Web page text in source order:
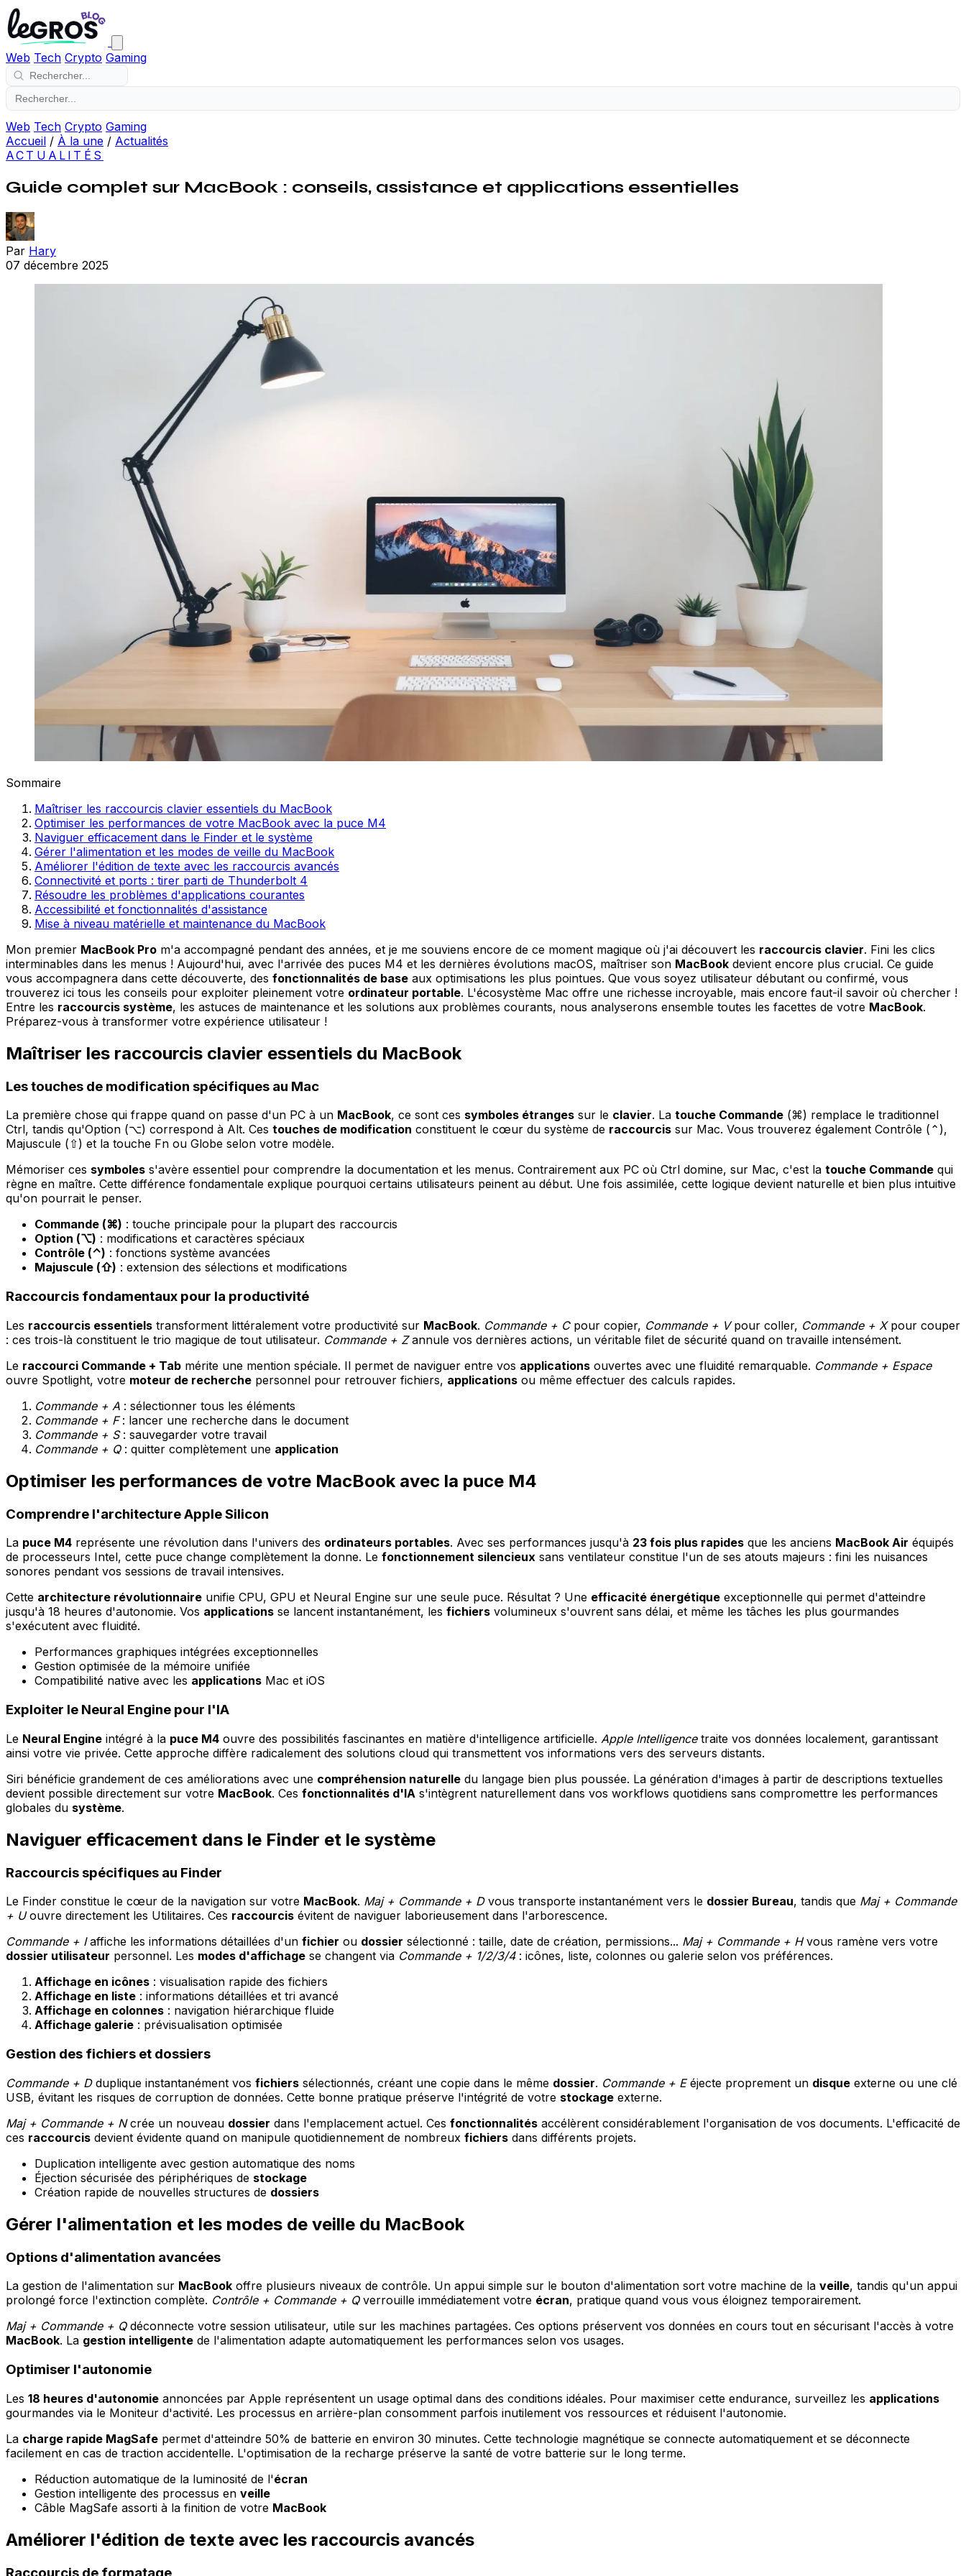
Web Tech Crypto Gaming
Web Tech Crypto Gaming
Accueil / À la une / Actualités
ACTUALITÉS
Guide complet sur MacBook : conseils, assistance et applications essentielles
Par Hary
07 décembre 2025
Sommaire
Maîtriser les raccourcis clavier essentiels du MacBook
Optimiser les performances de votre MacBook avec la puce M4
Naviguer efficacement dans le Finder et le système
Gérer l'alimentation et les modes de veille du MacBook
Améliorer l'édition de texte avec les raccourcis avancés
Connectivité et ports : tirer parti de Thunderbolt 4
Résoudre les problèmes d'applications courantes
Accessibilité et fonctionnalités d'assistance
Mise à niveau matérielle et maintenance du MacBook
Mon premier MacBook Pro m'a accompagné pendant des années, et je me souviens encore de ce moment magique où j'ai découvert les raccourcis clavier. Fini les clics
interminables dans les menus ! Aujourd'hui, avec l'arrivée des puces M4 et les dernières évolutions macOS, maîtriser son MacBook devient encore plus crucial. Ce guide
vous accompagnera dans cette découverte, des fonctionnalités de base aux optimisations les plus pointues. Que vous soyez utilisateur débutant ou confirmé, vous
trouverez ici tous les conseils pour exploiter pleinement votre ordinateur portable. L'écosystème Mac offre une richesse incroyable, mais encore faut-il savoir où chercher !
Entre les raccourcis système, les astuces de maintenance et les solutions aux problèmes courants, nous analyserons ensemble toutes les facettes de votre MacBook.
Préparez-vous à transformer votre expérience utilisateur !
Maîtriser les raccourcis clavier essentiels du MacBook
Les touches de modification spécifiques au Mac
La première chose qui frappe quand on passe d'un PC à un MacBook, ce sont ces symboles étranges sur le clavier. La touche Commande (⌘) remplace le traditionnel
Ctrl, tandis qu'Option (⌥) correspond à Alt. Ces touches de modification constituent le cœur du système de raccourcis sur Mac. Vous trouverez également Contrôle (⌃),
Majuscule (⇧) et la touche Fn ou Globe selon votre modèle.
Mémoriser ces symboles s'avère essentiel pour comprendre la documentation et les menus. Contrairement aux PC où Ctrl domine, sur Mac, c'est la touche Commande qui
règne en maître. Cette différence fondamentale explique pourquoi certains utilisateurs peinent au début. Une fois assimilée, cette logique devient naturelle et bien plus intuitive
qu'on pourrait le penser.
Commande (⌘) : touche principale pour la plupart des raccourcis
Option (⌥) : modifications et caractères spéciaux
Contrôle (⌃) : fonctions système avancées
Majuscule (⇧) : extension des sélections et modifications
Raccourcis fondamentaux pour la productivité
Les raccourcis essentiels transforment littéralement votre productivité sur MacBook. Commande + Cpour copier, Commande + Vpour coller, Commande + Xpour couper
: ces trois-là constituent le trio magique de tout utilisateur. Commande + Zannule vos dernières actions, un véritable filet de sécurité quand on travaille intensément.
Le raccourci Commande + Tab mérite une mention spéciale. Il permet de naviguer entre vos applications ouvertes avec une fluidité remarquable. Commande + Espace
ouvre Spotlight, votre moteur de recherche personnel pour retrouver fichiers, applications ou même effectuer des calculs rapides.
Commande + A : sélectionner tous les éléments
Commande + F: lancer une recherche dans le document
Commande + S: sauvegarder votre travail
Commande + Q: quitter complètement une application
Optimiser les performances de votre MacBook avec la puce M4
Comprendre l'architecture Apple Silicon
La puce M4 représente une révolution dans l'univers des ordinateurs portables. Avec ses performances jusqu'à 23 fois plus rapides que les anciens MacBook Air équipés
de processeurs Intel, cette puce change complètement la donne. Le fonctionnement silencieux sans ventilateur constitue l'un de ses atouts majeurs : fini les nuisances
sonores pendant vos sessions de travail intensives.
Cette architecture révolutionnaire unifie CPU, GPU et Neural Engine sur une seule puce. Résultat ? Une efficacité énergétique exceptionnelle qui permet d'atteindre
jusqu'à 18 heures d'autonomie. Vos applications se lancent instantanément, les fichiers volumineux s'ouvrent sans délai, et même les tâches les plus gourmandes
s'exécutent avec fluidité.
Performances graphiques intégrées exceptionnelles
Gestion optimisée de la mémoire unifiée
Compatibilité native avec les applications Mac et iOS
Exploiter le Neural Engine pour l'IA
Le Neural Engine intégré à la puce M4 ouvre des possibilités fascinantes en matière d'intelligence artificielle. Apple Intelligencetraite vos données localement, garantissant
ainsi votre vie privée. Cette approche diffère radicalement des solutions cloud qui transmettent vos informations vers des serveurs distants.
Siri bénéficie grandement de ces améliorations avec une compréhension naturelle du langage bien plus poussée. La génération d'images à partir de descriptions textuelles
devient possible directement sur votre MacBook. Ces fonctionnalités d'IA s'intègrent naturellement dans vos workflows quotidiens sans compromettre les performances
globales du système.
Naviguer efficacement dans le Finder et le système
Raccourcis spécifiques au Finder
Le Finder constitue le cœur de la navigation sur votre MacBook. Maj + Commande + Dvous transporte instantanément vers le dossier Bureau, tandis que Maj + Commande
+ Uouvre directement les Utilitaires. Ces raccourcis évitent de naviguer laborieusement dans l'arborescence.
Commande + Iaffiche les informations détaillées d'un fichier ou dossier sélectionné : taille, date de création, permissions... Maj + Commande + Hvous ramène vers votre
dossier utilisateur personnel. Les modes d'affichage se changent via Commande + 1/2/3/4: icônes, liste, colonnes ou galerie selon vos préférences.
Affichage en icônes : visualisation rapide des fichiers
Affichage en liste : informations détaillées et tri avancé
Affichage en colonnes : navigation hiérarchique fluide
Affichage galerie : prévisualisation optimisée
Gestion des fichiers et dossiers
Commande + Dduplique instantanément vos fichiers sélectionnés, créant une copie dans le même dossier. Commande + Eéjecte proprement un disque externe ou une clé
USB, évitant les risques de corruption de données. Cette bonne pratique préserve l'intégrité de votre stockage externe.
Maj + Commande + Ncrée un nouveau dossier dans l'emplacement actuel. Ces fonctionnalités accélèrent considérablement l'organisation de vos documents. L'efficacité de
ces raccourcis devient évidente quand on manipule quotidiennement de nombreux fichiers dans différents projets.
Duplication intelligente avec gestion automatique des noms
Éjection sécurisée des périphériques de stockage
Création rapide de nouvelles structures de dossiers
Gérer l'alimentation et les modes de veille du MacBook
Options d'alimentation avancées
La gestion de l'alimentation sur MacBook offre plusieurs niveaux de contrôle. Un appui simple sur le bouton d'alimentation sort votre machine de la veille, tandis qu'un appui
prolongé force l'extinction complète. Contrôle + Commande + Qverrouille immédiatement votre écran, pratique quand vous vous éloignez temporairement.
Maj + Commande + Qdéconnecte votre session utilisateur, utile sur les machines partagées. Ces options préservent vos données en cours tout en sécurisant l'accès à votre
MacBook. La gestion intelligente de l'alimentation adapte automatiquement les performances selon vos usages.
Optimiser l'autonomie
Les 18 heures d'autonomie annoncées par Apple représentent un usage optimal dans des conditions idéales. Pour maximiser cette endurance, surveillez les applications
gourmandes via le Moniteur d'activité. Les processus en arrière-plan consomment parfois inutilement vos ressources et réduisent l'autonomie.
La charge rapide MagSafe permet d'atteindre 50% de batterie en environ 30 minutes. Cette technologie magnétique se connecte automatiquement et se déconnecte
facilement en cas de traction accidentelle. L'optimisation de la recharge préserve la santé de votre batterie sur le long terme.
Réduction automatique de la luminosité de l'écran
Gestion intelligente des processus en veille
Câble MagSafe assorti à la finition de votre MacBook
Améliorer l'édition de texte avec les raccourcis avancés
Raccourcis de formatage